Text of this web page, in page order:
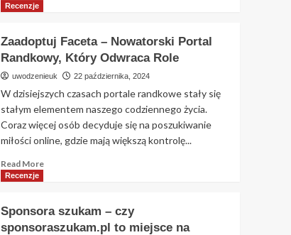
–
Czy
to
randkowy
wart
uwagi?
Szczegółowa
Recenzje
Zaadoptuj Faceta – Nowatorski Portal
Randkowy, Który Odwraca Role
uwodzenieuk 22 października, 2024
W dzisiejszych czasach portale randkowe stały się
stałym elementem naszego codziennego życia.
Coraz więcej osób decyduje się na poszukiwanie
miłości online, gdzie mają większą kontrolę...
Read MoreRead
Faceta
–
Recenzje
Sponsora szukam – czy
sponsoraszukam.pl to miejsce na